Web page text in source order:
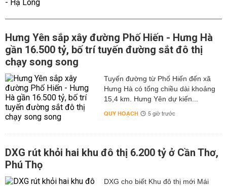
Hưng Yên sắp xây đường Phố Hiến - Hưng Hà
gần 16.500 tỷ, bố trí tuyến đường sắt đô thị
chạy song song
Tuyến đường từ Phố Hiến đến xã
Hưng Hà có tổng chiều dài khoảng
15,4 km. Hưng Yên dự kiến...
QUY HOẠCH 5 giờ trước
DXG rút khỏi hai khu đô thị 6.200 tỷ ở Cần Thơ,
Phú Thọ
DXG cho biết Khu đô thị mới Mái